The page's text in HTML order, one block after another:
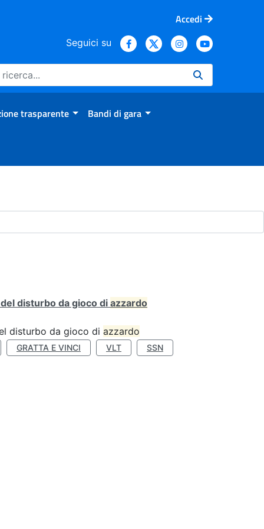
Accedi
Seguici su
trasparente Bandi di gara
disturbo da gioco di azzardo
disturbo da gioco di azzardo
GRATTA E VINCI VLT SSN